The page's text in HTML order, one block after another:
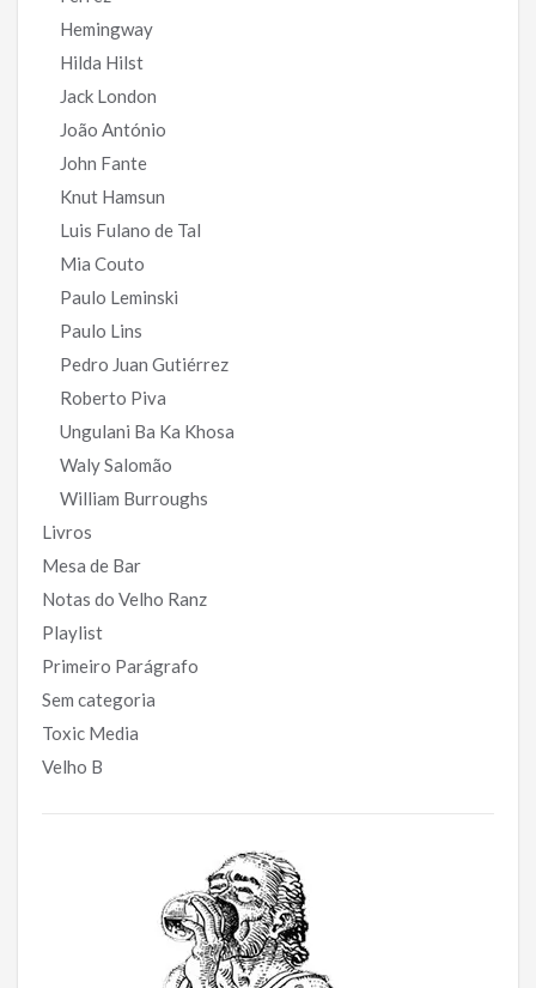
Hemingway
Hilda Hilst
Jack London
João António
John Fante
Knut Hamsun
Luis Fulano de Tal
Mia Couto
Paulo Leminski
Paulo Lins
Pedro Juan Gutiérrez
Roberto Piva
Ungulani Ba Ka Khosa
Waly Salomão
William Burroughs
Livros
Mesa de Bar
Notas do Velho Ranz
Playlist
Primeiro Parágrafo
Sem categoria
Toxic Media
Velho B